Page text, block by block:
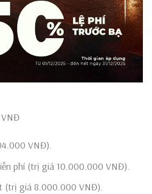
VNĐ).
phí (trị giá 10.000.000 VNĐ).
(trị giá 8.000.000 VNĐ).